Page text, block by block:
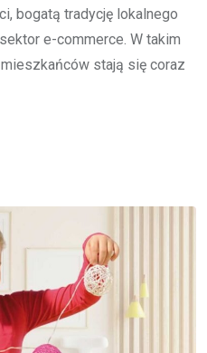
bogatą tradycję lokalnego
e-commerce. W takim
stają się coraz